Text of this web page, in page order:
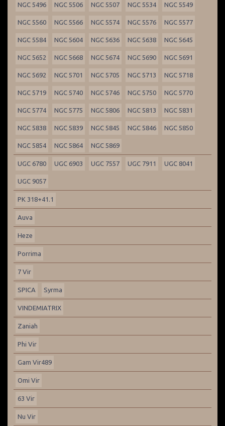
NGC 5496 NGC 5506 NGC 5507 NGC 5534 NGC 5549
NGC 5560 NGC 5566 NGC 5574 NGC 5576 NGC 5577
NGC 5584 NGC 5604 NGC 5636 NGC 5638 NGC 5645
NGC 5652 NGC 5668 NGC 5674 NGC 5690 NGC 5691
NGC 5692 NGC 5701 NGC 5705 NGC 5713 NGC 5718
NGC 5719 NGC 5740 NGC 5746 NGC 5750 NGC 5770
NGC 5774 NGC 5775 NGC 5806 NGC 5813 NGC 5831
NGC 5838 NGC 5839 NGC 5845 NGC 5846 NGC 5850
NGC 5854 NGC 5864 NGC 5869
UGC 6780 UGC 6903 UGC 7557 UGC 7911 UGC 8041
UGC 9057
PK 318+41.1
Auva
Heze
Porrima
7 Vir
SPICA Syrma
VINDEMIATRIX
Zaniah
Phi Vir
Gam Vir489
Omi Vir
63 Vir
Nu Vir